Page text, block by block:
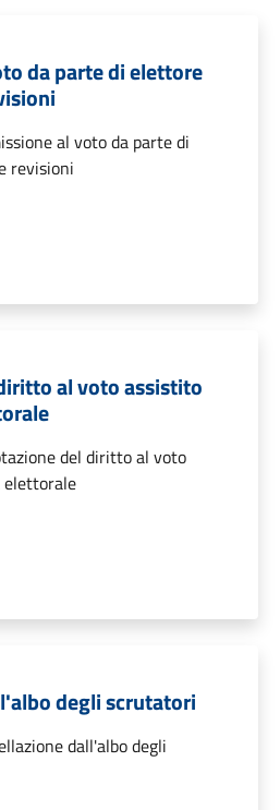
da parte di elettore
al voto da parte di
revisioni
al voto assistito
del diritto al voto
elettorale
degli scrutatori
dall'albo degli